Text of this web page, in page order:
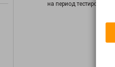
на период